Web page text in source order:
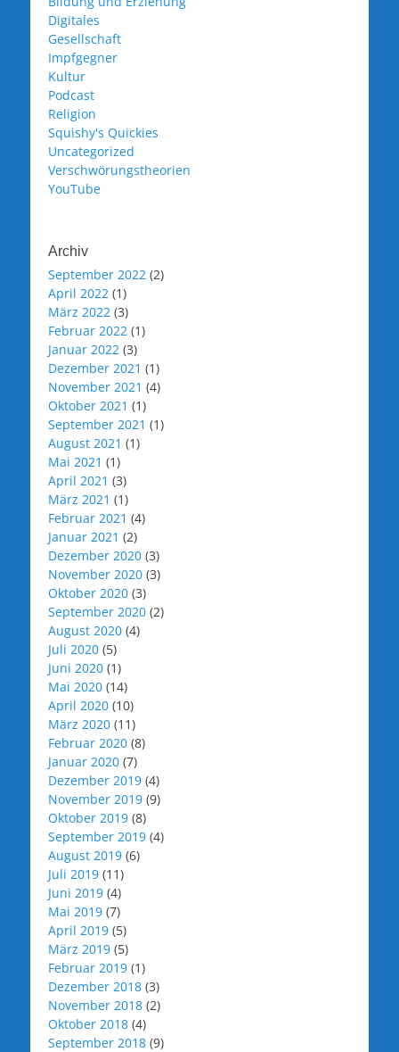
Digitales
Gesellschaft
Impfgegner
Kultur
Podcast
Religion
Squishy's Quickies
Uncategorized
Verschwörungstheorien
YouTube
Archiv
September 2022 (2)
April 2022 (1)
März 2022 (3)
Februar 2022 (1)
Januar 2022 (3)
Dezember 2021 (1)
November 2021 (4)
Oktober 2021 (1)
September 2021 (1)
August 2021 (1)
Mai 2021 (1)
April 2021 (3)
März 2021 (1)
Februar 2021 (4)
Januar 2021 (2)
Dezember 2020 (3)
November 2020 (3)
Oktober 2020 (3)
September 2020 (2)
August 2020 (4)
Juli 2020 (5)
Juni 2020 (1)
Mai 2020 (14)
April 2020 (10)
März 2020 (11)
Februar 2020 (8)
Januar 2020 (7)
Dezember 2019 (4)
November 2019 (9)
Oktober 2019 (8)
September 2019 (4)
August 2019 (6)
Juli 2019 (11)
Juni 2019 (4)
Mai 2019 (7)
April 2019 (5)
März 2019 (5)
Februar 2019 (1)
Dezember 2018 (3)
November 2018 (2)
Oktober 2018 (4)
September 2018 (9)